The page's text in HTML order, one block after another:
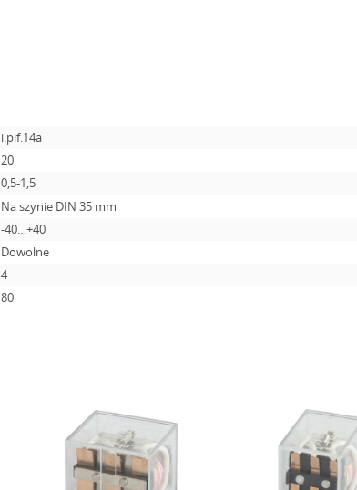
i.pif.14a
20
0,5-1,5
Na szynie DIN 35 mm
-40…+40
Dowolne
4
80